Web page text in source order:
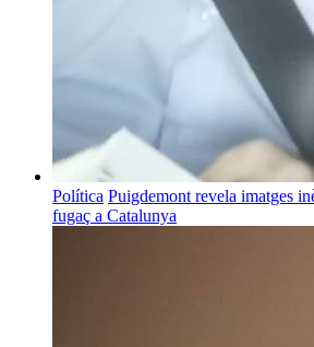
Política Puigdemont revela imatges
fugaç a Catalunya